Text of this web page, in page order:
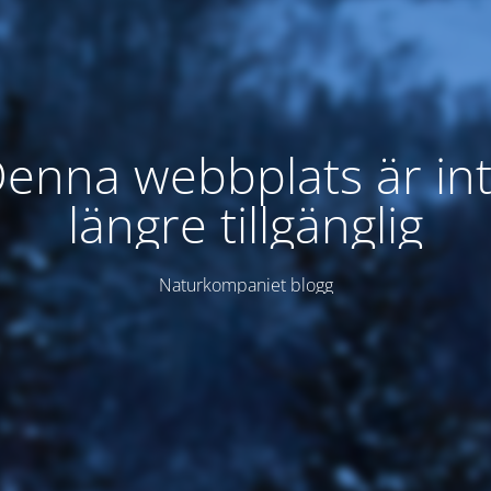
webbplats är
längre tillgänglig
Naturkompaniet blogg